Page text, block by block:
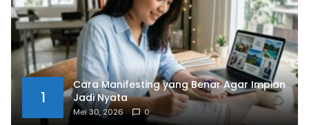
1
Cara Manifesting yang Benar Agar Impian
Jadi Nyata
Mei 30, 2026 0